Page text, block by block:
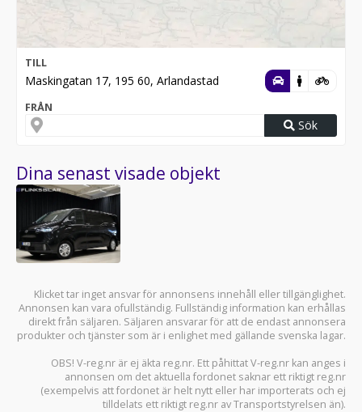
TILL
Maskingatan 17, 195 60, Arlandastad
FRÅN
Sök
Dina senast visade objekt
Klicket tar inget ansvar för annonsens innehåll eller tillgänglighet.
Annonsen kan vara ofullständig. Fullständig information kan erhållas
direkt från säljaren. Säljaren ansvarar för att de endast annonsera
produkter och tjänster som är i enlighet med gällande svenska lagar.
OBS! V-reg.nr är ej äkta reg.nr. Ett påhittat V-reg.nr kan anges i
annonsen om det aktuella fordonet saknar ett riktigt reg.nr
(exempelvis att fordonet är helt nytt eller har importerats och ej
tilldelats ett riktigt reg.nr av Transportstyrelsen än).